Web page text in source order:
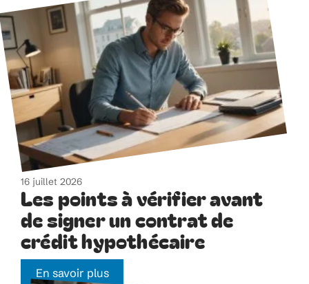
16 juillet 2026
Les points à vérifier avant
de signer un contrat de
crédit hypothécaire
En savoir plus